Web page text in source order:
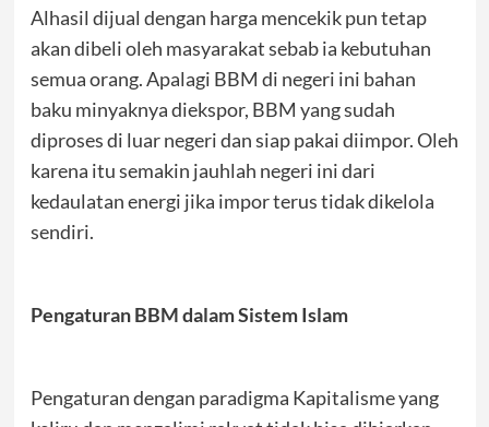
Alhasil dijual dengan harga mencekik pun tetap
akan dibeli oleh masyarakat sebab ia kebutuhan
semua orang. Apalagi BBM di negeri ini bahan
baku minyaknya diekspor, BBM yang sudah
diproses di luar negeri dan siap pakai diimpor. Oleh
karena itu semakin jauhlah negeri ini dari
kedaulatan energi jika impor terus tidak dikelola
sendiri.
Pengaturan BBM dalam Sistem Islam
Pengaturan dengan paradigma Kapitalisme yang